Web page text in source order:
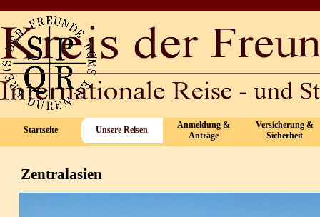
Startseite Unsere Reisen ▼
Anmeldung &
Anträge
▼
Versicherung &
Sicherheit
Zentralasien